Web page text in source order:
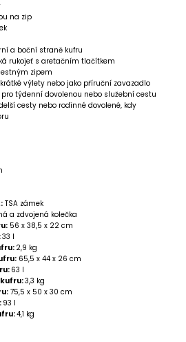
na zip
a boční straně kufru
rukojeť s aretačním tlačítkem
zipem
výlety nebo jako příruční zavazadlo
týdenní dovolenou nebo služební cestu
cesty nebo rodinné dovolené, kdy
TSA zámek
a zdvojená kolečka
56 x 38,5 x 22 cm
33 l
2,9 kg
65,5 x 44 x 26 cm
63 l
3,3 kg
75,5 x 50 x 30 cm
93 l
4,1 kg